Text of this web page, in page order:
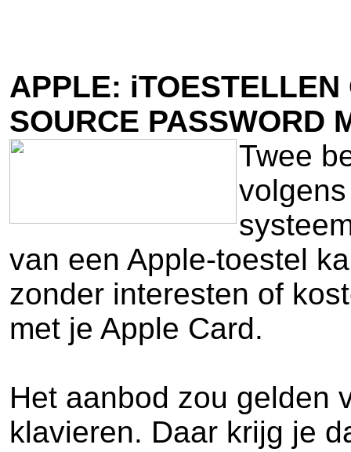
APPLE: iTOESTELLEN
SOURCE PASSWORD
Twee
van een Apple-toestel
zonder interesten of
met je Apple Card.
Het aanbod zou gelden
klavieren. Daar krijg je